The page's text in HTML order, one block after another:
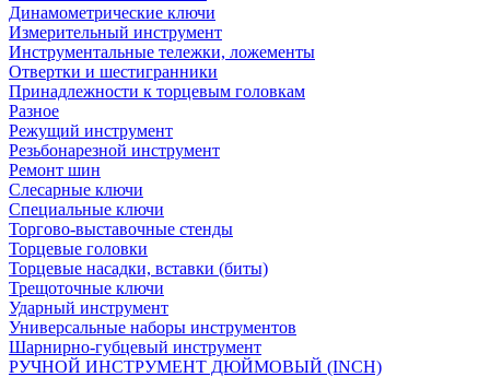
Динамометрические ключи
Измерительный инструмент
Инструментальные тележки, ложементы
Отвертки и шестигранники
Принадлежности к торцевым головкам
Разное
Режущий инструмент
Резьбонарезной инструмент
Ремонт шин
Слесарные ключи
Специальные ключи
Торгово-выставочные стенды
Торцевые головки
Торцевые насадки, вставки (биты)
Трещоточные ключи
Ударный инструмент
Универсальные наборы инструментов
Шарнирно-губцевый инструмент
РУЧНОЙ ИНСТРУМЕНТ ДЮЙМОВЫЙ (INCH)